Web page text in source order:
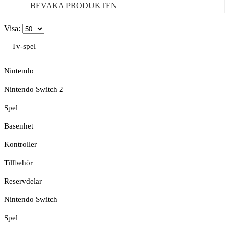
BEVAKA PRODUKTEN
Visa:
Tv-spel
Nintendo
Nintendo Switch 2
Spel
Basenhet
Kontroller
Tillbehör
Reservdelar
Nintendo Switch
Spel